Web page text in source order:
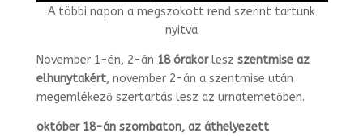
A többi napon a megszokott rend szerint tartunk
nyitva
November 1-én, 2-án 18 órakorlesz szentmise az
elhunytakért, november 2-án a szentmise után
megemlékező szertartás lesz az urnatemetőben.
október 18-án szombaton, az áthelyezett